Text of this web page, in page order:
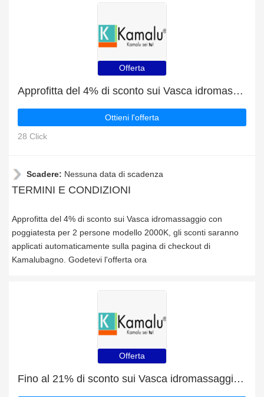
Offerta
Approfitta del 4% di sconto sui Vasca idromassaggio con poggiatesta per 2 persone modello 2000K
Ottieni l'offerta
28 Click
Scadere: Nessuna data di scadenza
TERMINI E CONDIZIONI
Approfitta del 4% di sconto sui Vasca idromassaggio con
poggiatesta per 2 persone modello 2000K, gli sconti saranno
applicati automaticamente sulla pagina di checkout di
Kamalubagno. Godetevi l'offerta ora
Offerta
Fino al 21% di sconto sui Vasca idromassaggio per 2 persone Spa e altro ancora